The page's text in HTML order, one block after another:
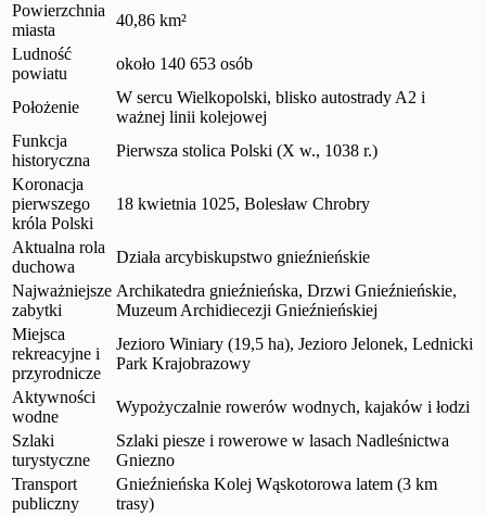
Powierzchnia
miasta
40,86 km²
Ludność
powiatu
około 140 653 osób
Położenie
W sercu Wielkopolski, blisko autostrady A2 i
ważnej linii kolejowej
Funkcja
historyczna
Pierwsza stolica Polski (X w., 1038 r.)
Koronacja
pierwszego
króla Polski
18 kwietnia 1025, Bolesław Chrobry
Aktualna rola
duchowa
Działa arcybiskupstwo gnieźnieńskie
Najważniejsze
zabytki
Archikatedra gnieźnieńska, Drzwi Gnieźnieńskie,
Muzeum Archidiecezji Gnieźnieńskiej
Miejsca
rekreacyjne i
przyrodnicze
Jezioro Winiary (19,5 ha), Jezioro Jelonek, Lednicki
Park Krajobrazowy
Aktywności
wodne
Wypożyczalnie rowerów wodnych, kajaków i łodzi
Szlaki
turystyczne
Szlaki piesze i rowerowe w lasach Nadleśnictwa
Gniezno
Transport
publiczny
Gnieźnieńska Kolej Wąskotorowa latem (3 km
trasy)